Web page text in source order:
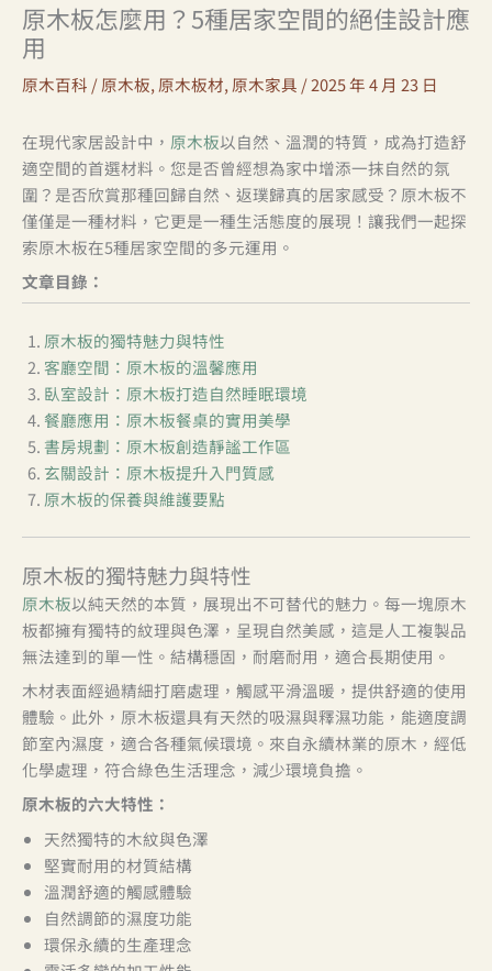
原木板怎麼用？5種居家空間的絕佳設計應
用
原木百科 /原木板,原木板材,原木家具 /2025 年 4 月 23 日
在現代家居設計中， 原木板以自然、溫潤的特質，成為打造舒
適空間的首選材料。您是否曾經想為家中增添一抹自然的氛
圍？是否欣賞那種回歸自然、返璞歸真的居家感受？原木板不
僅僅是一種材料，它更是一種生活態度的展現！讓我們一起探
索原木板在5種居家空間的多元運用。
文章目錄：
原木板的獨特魅力與特性
客廳空間：原木板的溫馨應用
臥室設計：原木板打造自然睡眠環境
餐廳應用：原木板餐桌的實用美學
書房規劃：原木板創造靜謐工作區
玄關設計：原木板提升入門質感
原木板的保養與維護要點
原木板的獨特魅力與特性
原木板以純天然的本質，展現出不可替代的魅力。每一塊原木
板都擁有獨特的紋理與色澤，呈現自然美感，這是人工複製品
無法達到的單一性。結構穩固，耐磨耐用，適合長期使用。
木材表面經過精細打磨處理，觸感平滑溫暖，提供舒適的使用
體驗。此外，原木板還具有天然的吸濕與釋濕功能，能適度調
節室內濕度，適合各種氣候環境。來自永續林業的原木，經低
化學處理，符合綠色生活理念，減少環境負擔。
原木板的六大特性：
天然獨特的木紋與色澤
堅實耐用的材質結構
溫潤舒適的觸感體驗
自然調節的濕度功能
環保永續的生產理念